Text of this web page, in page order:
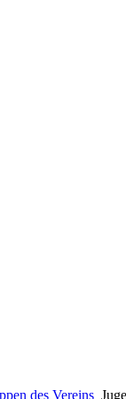
des Vereins